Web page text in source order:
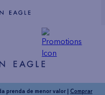
prenda de menor valor | Comprar